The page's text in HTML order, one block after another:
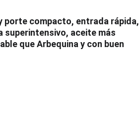
porte compacto, entrada rápida,
superintensivo, aceite más
que Arbequina y con buen